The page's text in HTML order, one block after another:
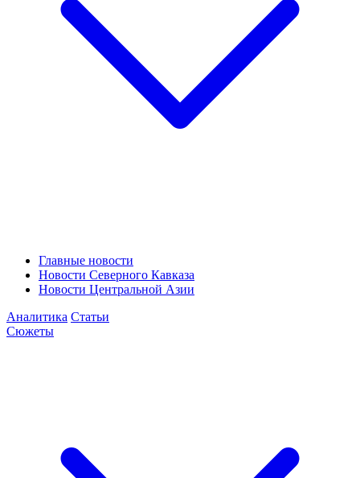
Главные новости
Новости Северного Кавказа
Новости Центральной Азии
Аналитика Статьи
Сюжеты